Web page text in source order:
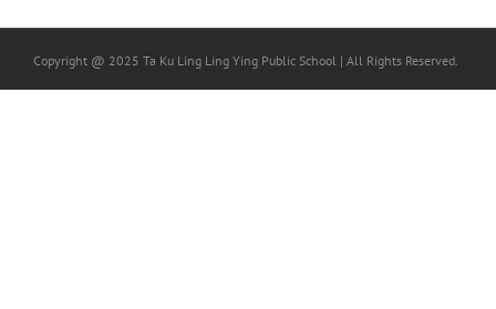
Copyright @ 2025 Ta Ku Ling Ling Ying Public School | All Rights Reserved.